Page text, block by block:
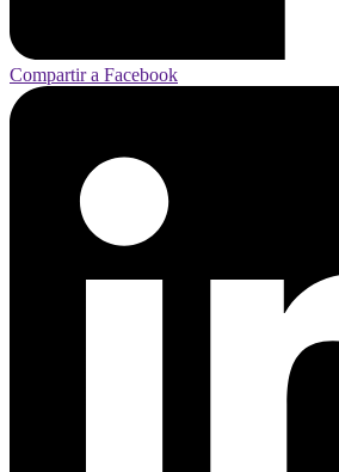
Compartir a Facebook